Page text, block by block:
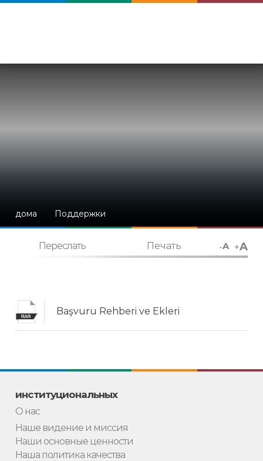
дома Поддержки
Переслать Печать -A +A
Başvuru Rehberi ve Ekleri
институциональных
О нас
Наше видение и миссия
Наши основные ценности
Наша политика качества